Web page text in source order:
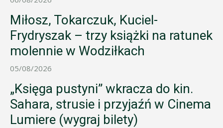
Miłosz, Tokarczuk, Kuciel-
Frydryszak – trzy książki na ratunek
molennie w Wodziłkach
05/08/2026
„Księga pustyni” wkracza do kin.
Sahara, strusie i przyjaźń w Cinema
Lumiere (wygraj bilety)